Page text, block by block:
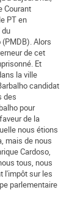
Courant
PT en
Alors
de cet
Et
la ville
candidat
des
pour
de la
nous étions
mais de nous
Cardoso,
tous, nous
l'impôt sur les
parlementaire